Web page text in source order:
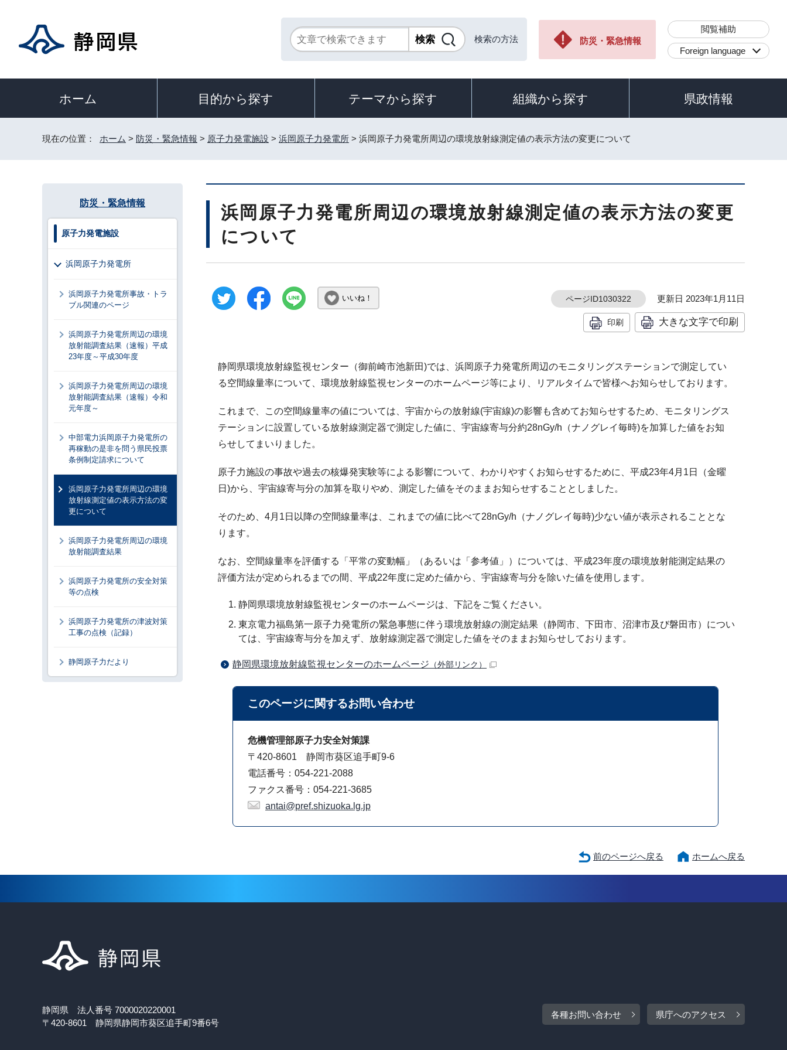
検索の方法 防災・緊急情報
閲覧補助
Foreign language
ホーム 目的から探す テーマから探す 組織から探す 県政情報
現在の位置： ホーム > 防災・緊急情報 > 原子力発電施設 > 浜岡原子力発電所 > 浜岡原子力発電所周辺の環境放射線測定値の表示方法の変更について
浜岡原子力発電所周辺の環境放射線測定値の表示方法の変更
について
いいね！ ページID1030322 更新日 2023年1月11日
印刷 大きな文字で印刷
静岡県環境放射線監視センター（御前崎市池新田)では、浜岡原子力発電所周辺のモニタリングステーションで測定してい
る空間線量率について、環境放射線監視センターのホームページ等により、リアルタイムで皆様へお知らせしております。
これまで、この空間線量率の値については、宇宙からの放射線(宇宙線)の影響も含めてお知らせするため、モニタリングス
テーションに設置している放射線測定器で測定した値に、宇宙線寄与分約28nGy/h（ナノグレイ毎時)を加算した値をお知
らせしてまいりました。
原子力施設の事故や過去の核爆発実験等による影響について、わかりやすくお知らせするために、平成23年4月1日（金曜
日)から、宇宙線寄与分の加算を取りやめ、測定した値をそのままお知らせすることとしました。
そのため、4月1日以降の空間線量率は、これまでの値に比べて28nGy/h（ナノグレイ毎時)少ない値が表示されることとな
ります。
なお、空間線量率を評価する「平常の変動幅」（あるいは「参考値」）については、平成23年度の環境放射能測定結果の
評価方法が定められるまでの間、平成22年度に定めた値から、宇宙線寄与分を除いた値を使用します。
静岡県環境放射線監視センターのホームページは、下記をご覧ください。
東京電力福島第一原子力発電所の緊急事態に伴う環境放射線の測定結果（静岡市、下田市、沼津市及び磐田市）につい
ては、宇宙線寄与分を加えず、放射線測定器で測定した値をそのままお知らせしております。
静岡県環境放射線監視センターのホームページ （外部リンク）
このページに関するお問い合わせ
危機管理部原子力安全対策課
〒420-8601 静岡市葵区追手町9-6
電話番号：054-221-2088
ファクス番号：054-221-3685
antai@pref.shizuoka.lg.jp
防災・緊急情報
原子力発電施設
浜岡原子力発電所
浜岡原子力発電所事故・トラ
ブル関連のページ
浜岡原子力発電所周辺の環境
放射能調査結果（速報）平成
23年度～平成30年度
浜岡原子力発電所周辺の環境
放射能調査結果（速報）令和
元年度～
中部電力浜岡原子力発電所の
再稼動の是非を問う県民投票
条例制定請求について
浜岡原子力発電所周辺の環境
放射線測定値の表示方法の変
更について
浜岡原子力発電所周辺の環境
放射能調査結果
浜岡原子力発電所の安全対策
等の点検
浜岡原子力発電所の津波対策
工事の点検（記録）
静岡原子力だより
前のページへ戻る ホームへ戻る
静岡県 法人番号 7000020220001
〒420-8601 静岡県静岡市葵区追手町9番6号
各種お問い合わせ 県庁へのアクセス